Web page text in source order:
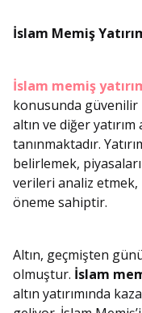
İslam Memiş
İslam memiş
konusunda güvenilir
altın ve diğer
tanınmaktadır.
belirlemek,
verileri analiz etmek,
öneme sahiptir.
Altın, geçmişten
olmuştur. İslam
altın yatırımında